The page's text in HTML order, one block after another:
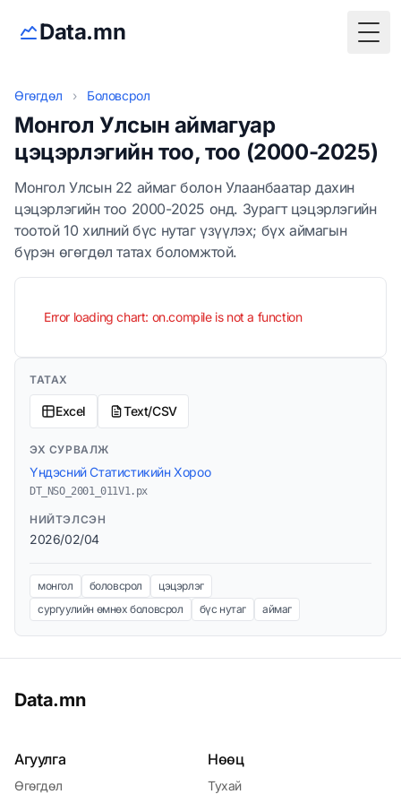
Data.mn
Өгөгдөл › Боловсрол
Монгол Улсын аймагуар
цэцэрлэгийн тоо, тоо (2000-2025)
Монгол Улсын 22 аймаг болон Улаанбаатар дахин
цэцэрлэгийн тоо 2000-2025 онд. Зурагт цэцэрлэгийн
тоотой 10 хилний бүс нутаг үзүүлэх; бүх аймагын
бүрэн өгөгдөл татах боломжтой.
Error loading chart: on.compile is not a function
ТАТАХ
Excel Text/CSV
ЭХ СУРВАЛЖ
Үндэсний Статистикийн Хороо
DT_NSO_2001_011V1.px
НИЙТЭЛСЭН
2026/02/04
монгол боловсрол
цэцэрлэг
сургуулийн өмнөх боловсрол
бүс нутаг аймаг
Data.mn
Агуулга
Өгөгдөл
Нөөц
Тухай